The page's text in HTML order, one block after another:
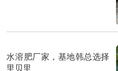
水溶肥厂家，基地韩总选择
里贝里